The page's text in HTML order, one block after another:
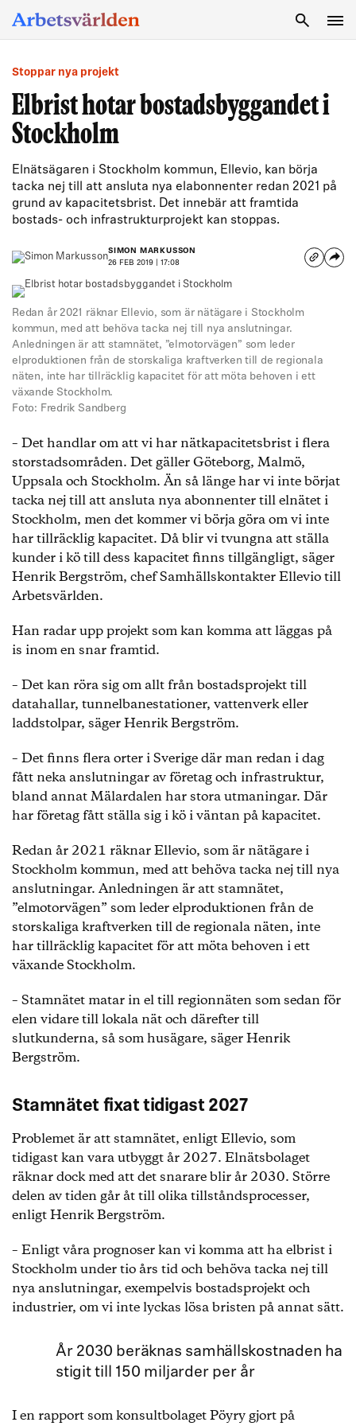
Stoppar nya projekt
Elbrist hotar bostadsbyggandet i
Stockholm
Elnätsägaren i Stockholm kommun, Ellevio, kan börja
tacka nej till att ansluta nya elabonnenter redan 2021 på
grund av kapacitetsbrist. Det innebär att framtida
bostads- och infrastrukturprojekt kan stoppas.
SIMON MARKUSSON
26 FEB 2019 | 17:08
Redan år 2021 räknar Ellevio, som är nätägare i Stockholm
kommun, med att behöva tacka nej till nya anslutningar.
Anledningen är att stamnätet, ”elmotorvägen” som leder
elproduktionen från de storskaliga kraftverken till de regionala
näten, inte har tillräcklig kapacitet för att möta behoven i ett
växande Stockholm.
Foto: Fredrik Sandberg
– Det handlar om att vi har nätkapacitetsbrist i flera
storstadsområden. Det gäller Göteborg, Malmö,
Uppsala och Stockholm. Än så länge har vi inte börjat
tacka nej till att ansluta nya abonnenter till elnätet i
Stockholm, men det kommer vi börja göra om vi inte
har tillräcklig kapacitet. Då blir vi tvungna att ställa
kunder i kö till dess kapacitet finns tillgängligt, säger
Henrik Bergström, chef Samhällskontakter Ellevio till
Arbetsvärlden.
Han radar upp projekt som kan komma att läggas på
is inom en snar framtid.
– Det kan röra sig om allt från bostadsprojekt till
datahallar, tunnelbanestationer, vattenverk eller
laddstolpar, säger Henrik Bergström.
– Det finns flera orter i Sverige där man redan i dag
fått neka anslutningar av företag och infrastruktur,
bland annat Mälardalen har stora utmaningar. Där
har företag fått ställa sig i kö i väntan på kapacitet.
Redan år 2021 räknar Ellevio, som är nätägare i
Stockholm kommun, med att behöva tacka nej till nya
anslutningar. Anledningen är att stamnätet,
”elmotorvägen” som leder elproduktionen från de
storskaliga kraftverken till de regionala näten, inte
har tillräcklig kapacitet för att möta behoven i ett
växande Stockholm.
– Stamnätet matar in el till regionnäten som sedan för
elen vidare till lokala nät och därefter till
slutkunderna, så som husägare, säger Henrik
Bergström.
Stamnätet fixat tidigast 2027
Problemet är att stamnätet, enligt Ellevio, som
tidigast kan vara utbyggt år 2027. Elnätsbolaget
räknar dock med att det snarare blir år 2030. Större
delen av tiden går åt till olika tillståndsprocesser,
enligt Henrik Bergström.
– Enligt våra prognoser kan vi komma att ha elbrist i
Stockholm under tio års tid och behöva tacka nej till
nya anslutningar, exempelvis bostadsprojekt och
industrier, om vi inte lyckas lösa bristen på annat sätt.
År 2030 beräknas samhällskostnaden ha
stigit till 150 miljarder per år
I en rapport som konsultbolaget Pöyry gjort på